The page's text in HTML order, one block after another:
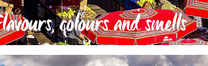
colours and smells